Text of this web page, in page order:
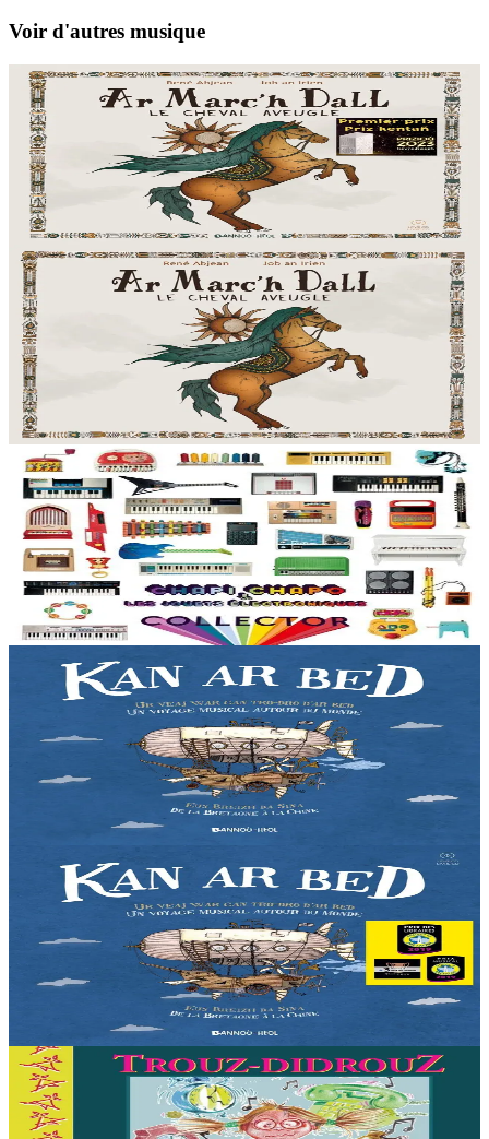
Voir d'autres musique
Bannoù-heol
Ar Marc'h Dall - Livre-CD
Près de cent chanteurs et instrumentistes de Bretagne, de Corse et
l’Orchestre Symphonique de Bulgarie nous font partager un
merveilleux moment musical grâce à...
En stock22,90 €
2 ans et plus
Bannoù-heol
Ar Marc'h Dall - CD
Près de cent chanteurs et instrumentistes de Bretagne, de Corse et
l’Orchestre Symphonique de Bulgarie nous font partager un
merveilleux moment musical grâce à...
En stock12,90 €
3 ans et plus
Music From The Masses
Collector - CD
De brocantes en vide-greniers, le musicien finistérien amasse par
centaines des jouets musicaux anciens du monde entier. Son
quatrième album s'articule autour des jouets électroniques....
En stock15,00 €
Bannoù-heol
Kan ar Bed - CD
Liza vit dans les Monts d'Arrée, au cœur de la Bretagne. Une nuit,
la jeune fille décide de partir à la découverte du monde. Une
invitation au voyage à travers...
Bannoù-heol
Kan ar Bed - Livre-CD
Liza vit dans les Monts d'Arrée, au cœur de la Bretagne. Une nuit,
la jeune fille décide de partir à la découverte du monde. Une
invitation au voyage à travers...
21,90 €
3 ans et plus
TES
Trouz didrouz